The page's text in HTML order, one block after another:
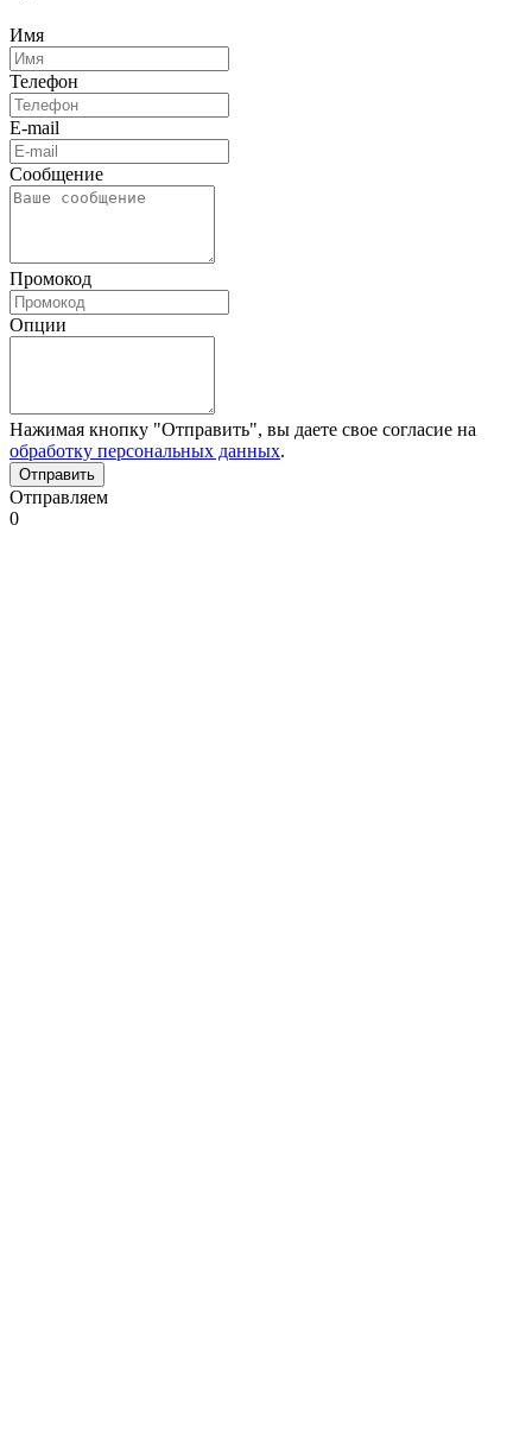
Имя
Телефон
E-mail
Сообщение
Промокод
Опции
Нажимая кнопку "Отправить", вы даете свое согласие на
обработку персональных данных.
Отправляем
0